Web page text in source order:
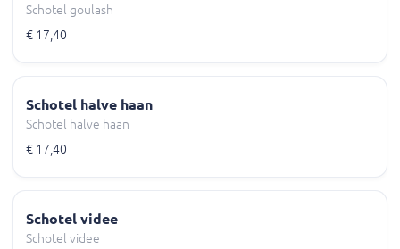
Schotel goulash
€ 17,40
Schotel halve haan
Schotel halve haan
€ 17,40
Schotel videe
Schotel videe